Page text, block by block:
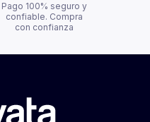
Pago 100% seguro y
confiable. Compra
con confianza